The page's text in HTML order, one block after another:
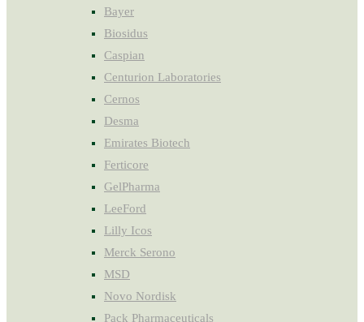
Bayer
Biosidus
Caspian
Centurion Laboratories
Cernos
Desma
Emirates Biotech
Ferticore
GelPharma
LeeFord
Lilly Icos
Merck Serono
MSD
Novo Nordisk
Pack Pharmaceuticals